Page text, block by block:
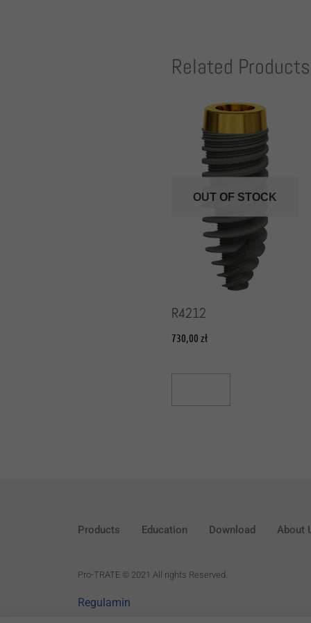
Related Products
OUT OF STOCK
R4212
730,00 zł
Products Education Download About
Pro-TRATE © 2021 All rights Reserved.
Regulamin